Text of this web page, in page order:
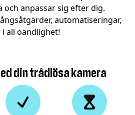
och anpassar sig efter dig.
automatiseringar,
all oändlighet!
din trådlösa kamera